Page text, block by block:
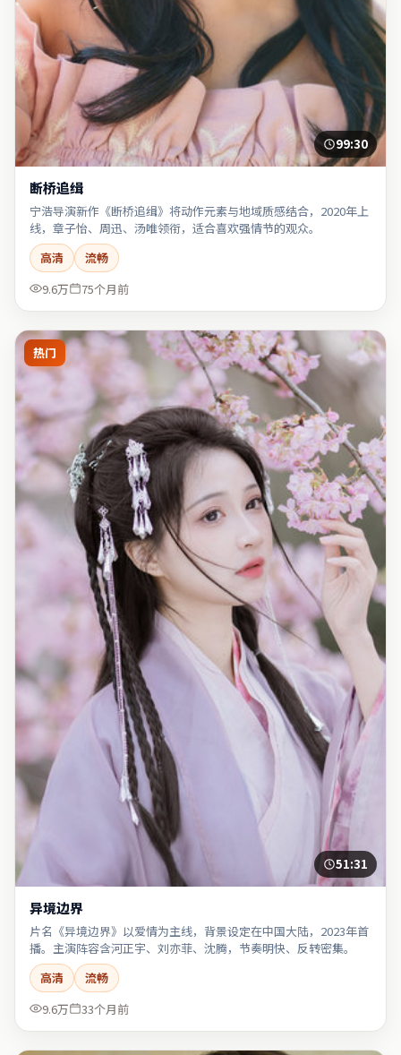
99:30
断桥追缉
宁浩导演新作《断桥追缉》将动作元素与地域质感结合，2020年上
线，章子怡、周迅、汤唯领衔，适合喜欢强情节的观众。
高清
流畅
9.6万
75个月前
热门
51:31
异境边界
片名《异境边界》以爱情为主线，背景设定在中国大陆，2023年首
播。主演阵容含河正宇、刘亦菲、沈腾，节奏明快、反转密集。
高清
流畅
9.6万
33个月前